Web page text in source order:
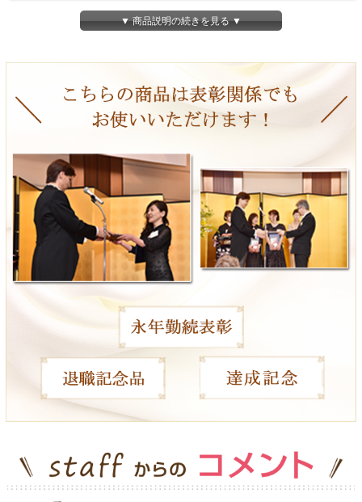
＜デザインについて＞
※お問合せ又はお見積りをご依頼下さい。
成約記念品、竣工記念品、退職記念品、開業記念品
設立記念品、表彰記念品、達成記念品、表彰記念品
＜製本形式について＞
（表紙差し替え）
300冊以上の場合、プラス500円（税別）にて
製本形式に変更できます。（表紙・裏表紙・裏の3ページ）
300冊未満の場合は、見積りをご依頼くださいませ。
（＋巻頭差替え）
5～15ページオリジナルに変更も対応可能です。
別途、お見積りさせて頂きますのでお気軽にご相談ください。
※カタログギフト：ヴァリアスのみ対応。
ご利用案内
＜納期について＞
＜のし・包装について＞
のし掛け・包装ともに無料サービスさせていただきます。
▼ 商品説明の続きを見る ▼